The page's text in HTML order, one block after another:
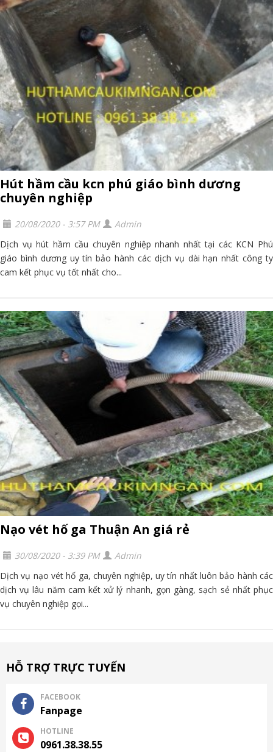
Hút hầm cầu kcn phú giáo bình dương
chuyên nghiệp
20/08/2020 - 3:57 PM
Admin
Dịch vụ hút hầm cầu chuyên nghiệp nhanh nhất tại các KCN Phú
giáo bình dương uy tín bảo hành các dịch vụ dài hạn nhất công ty
cam kết phục vụ tốt nhất cho...
Nạo vét hố ga Thuận An giá rẻ
30/08/2020 - 3:39 PM
Admin
Dịch vụ nạo vét hố ga, chuyên nghiệp, uy tín nhất luôn bảo hành các
dịch vụ lâu năm cam kết xử lý nhanh, gọn gàng, sạch sẻ nhất phục
vụ chuyên nghiệp gọi...
HỖ TRỢ TRỰC TUYẾN
FACEBOOK
Fanpage
HOTLINE
0961.38.38.55